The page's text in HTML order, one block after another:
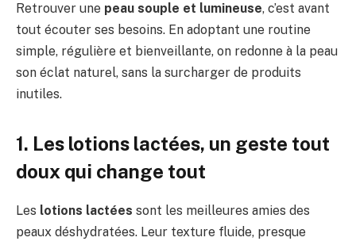
Retrouver une peau souple et lumineuse, c’est avant
tout écouter ses besoins. En adoptant une routine
simple, régulière et bienveillante, on redonne à la peau
son éclat naturel, sans la surcharger de produits
inutiles.
1. Les lotions lactées, un geste tout
doux qui change tout
Les lotions lactées sont les meilleures amies des
peaux déshydratées. Leur texture fluide, presque